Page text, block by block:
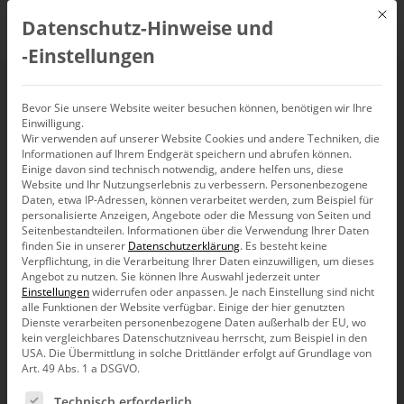
Sexualität
Bella berät
Mit
Datenschutz-Hinweise und
‑Einstellungen
Bevor Sie unsere Website weiter besuchen können, benötigen wir Ihre
Einwilligung.
Wir verwenden auf unserer Website Cookies und andere Techniken, die
Informationen auf Ihrem Endgerät speichern und abrufen können.
Einige davon sind technisch notwendig, andere helfen uns, diese
Website und Ihr Nutzungserlebnis zu verbessern. Personenbezogene
Daten, etwa IP-Adressen, können verarbeitet werden, zum Beispiel für
personalisierte Anzeigen, Angebote oder die Messung von Seiten und
Seitenbestandteilen. Informationen über die Verwendung Ihrer Daten
finden Sie in unserer Datenschutzerklärung. Es besteht keine
Verpflichtung, in die Verarbeitung Ihrer Daten einzuwilligen, um dieses
Angebot zu nutzen.Sie können Ihre Auswahl jederzeit unter
Einstellungenwiderrufen oder anpassen. Je nach Einstellung sind nicht
alle Funktionen der Website verfügbar. Einige der hier genutzten
Dienste verarbeiten personenbezogene Daten außerhalb der EU, wo
kein vergleichbares Datenschutzniveau herrscht, zum Beispiel in den
USA. Die Übermittlung in solche Drittländer erfolgt auf Grundlage von
Art. 49 Abs. 1 a DSGVO.
Es folgt eine Liste der Service-Gruppen, für die eine